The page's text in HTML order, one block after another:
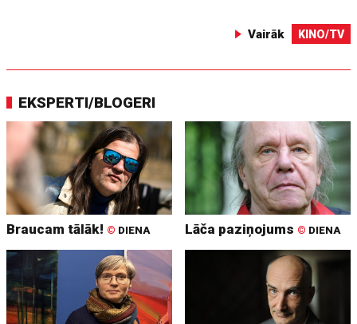
Vairāk KINO/TV
EKSPERTI/BLOGERI
Braucam tālāk! © DIENA Lāča paziņojums © DIENA